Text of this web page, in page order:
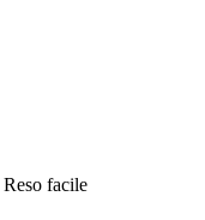
Reso facile